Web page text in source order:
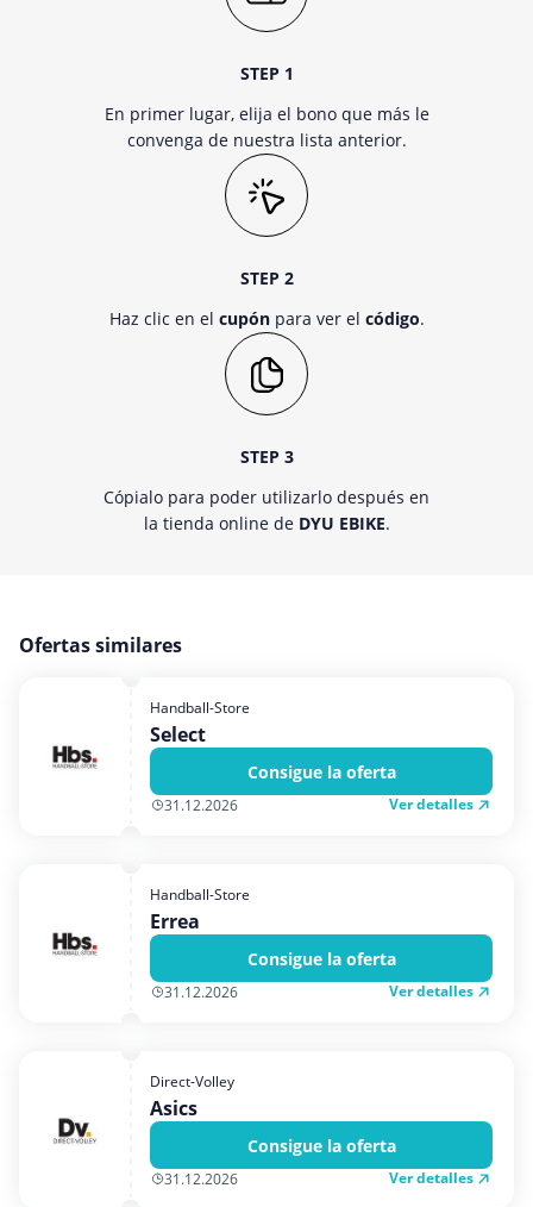
STEP 1
En primer lugar, elija el bono que más le
convenga de nuestra lista anterior.
STEP 2
Haz clic en el cupónpara ver el código.
STEP 3
Cópialo para poder utilizarlo después en
la tienda online de DYU EBIKE.
Ofertas similares
Handball-Store
Select
Consigue la oferta
31.12.2026 Ver detalles
Handball-Store
Errea
Consigue la oferta
31.12.2026 Ver detalles
Direct-Volley
Asics
Consigue la oferta
31.12.2026 Ver detalles